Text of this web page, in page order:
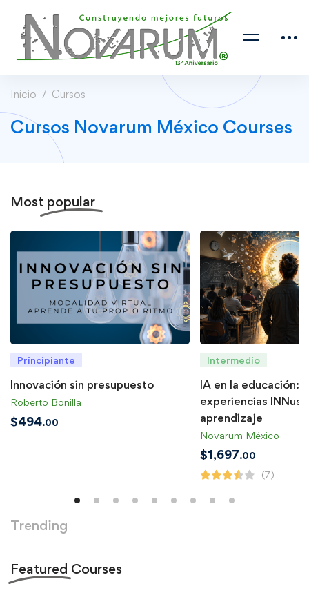
Inicio Cursos
Cursos Novarum México Courses
Most popular
Principiante
Innovación sin presupuesto
Roberto Bonilla
$494.00
Intermedio
IA en la educación:
experiencias
aprendizaje
Novarum México
$1,697.00
(7)
Trending
Featured Courses